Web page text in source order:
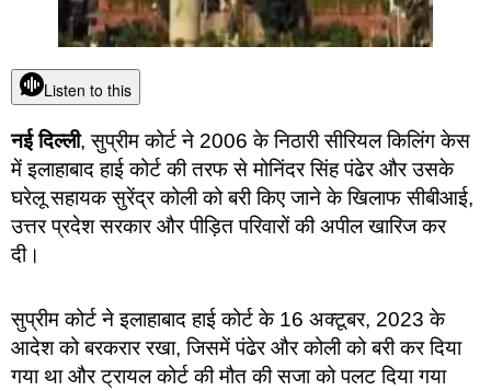
Listen to this
नई दिल्ली, सुप्रीम कोर्ट ने 2006 के निठारी सीरियल किलिंग केस
में इलाहाबाद हाई कोर्ट की तरफ से मोनिंदर सिंह पंढेर और उसके
घरेलू सहायक सुरेंद्र कोली को बरी किए जाने के खिलाफ सीबीआई,
उत्तर प्रदेश सरकार और पीड़ित परिवारों की अपील खारिज कर
दी।
सुप्रीम कोर्ट ने इलाहाबाद हाई कोर्ट के 16 अक्टूबर, 2023 के
आदेश को बरकरार रखा, जिसमें पंढेर और कोली को बरी कर दिया
गया था और ट्रायल कोर्ट की मौत की सजा को पलट दिया गया